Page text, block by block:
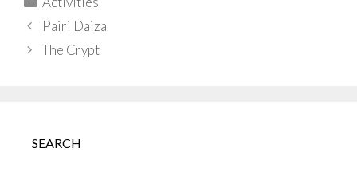
Pairi Daiza
The Crypt
SEARCH